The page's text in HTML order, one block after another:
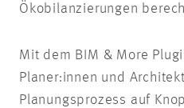
Ökobilanzierungen
Mit dem BIM & More
Planer:innen und
Planungsprozess auf